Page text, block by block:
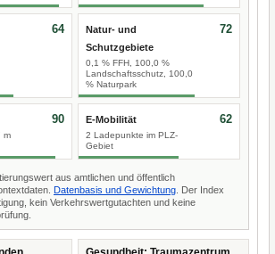
64
Natur- und
Schutzgebiete
0,1 % FFH, 100,0 %
Landschaftsschutz, 100,0
% Naturpark
72
m
90 E-Mobilität
2 Ladepunkte im PLZ-
Gebiet
62
aus amtlichen und öffentlich
Datenbasis und Gewichtung . Der Index
kein Verkehrswertgutachten und keine